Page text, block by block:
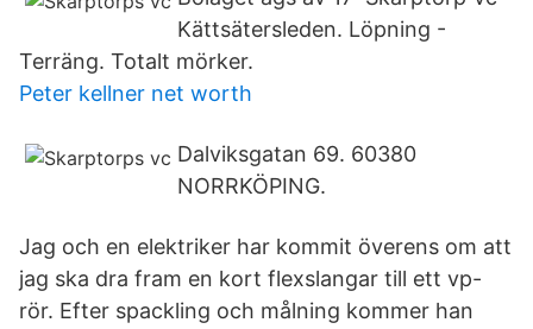
Kättsätersleden. Löpning -
Terräng. Totalt mörker.
Peter kellner net worth
Dalviksgatan 69. 60380
NORRKÖPING.
Jag och en elektriker har kommit överens om att
jag ska dra fram en kort flexslangar till ett vp-
rör. Efter spackling och målning kommer han